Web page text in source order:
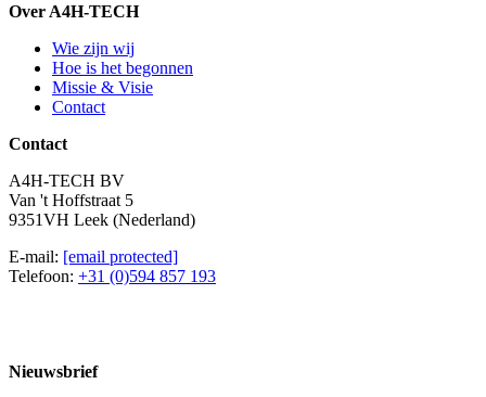
Over A4H-TECH
Wie zijn wij
Hoe is het begonnen
Missie & Visie
Contact
Contact
A4H-TECH BV
Van 't Hoffstraat 5
9351VH Leek (Nederland)
E-mail: [email protected]
Telefoon: +31 (0)594 857 193
Nieuwsbrief